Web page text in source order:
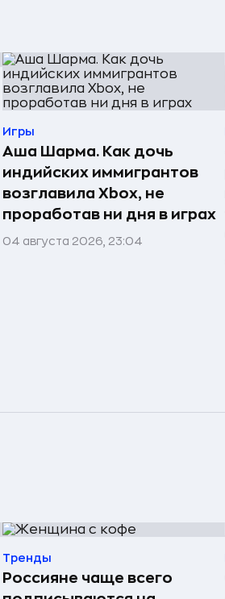
Игры
Аша Шарма. Как дочь
индийских иммигрантов
возглавила Xbox, не
проработав ни дня в играх
04 августа 2026, 23:04
Тренды
Россияне чаще всего